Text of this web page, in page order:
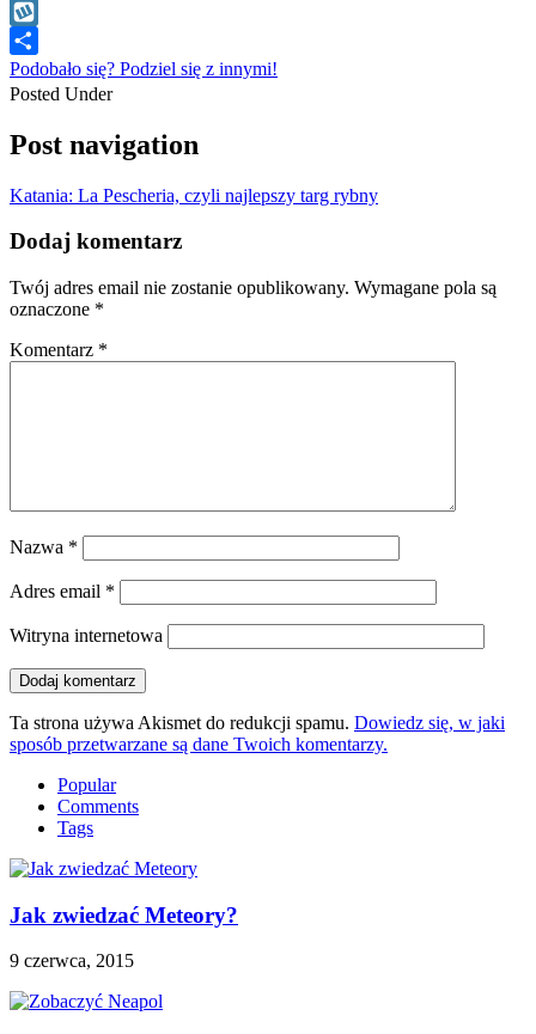
WhatsApp
Wykop
Podobało się? Podziel się z innymi!
Posted Under
Post navigation
Katania: La Pescheria, czyli najlepszy targ rybny
Dodaj komentarz
Twój adres email nie zostanie opublikowany. Wymagane pola są
oznaczone *
Komentarz *
Nazwa *
Adres email *
Witryna internetowa
Ta strona używa Akismet do redukcji spamu. Dowiedz się, w jaki
sposób przetwarzane są dane Twoich komentarzy.
Popular
Comments
Tags
Jak zwiedzać Meteory?
9 czerwca, 2015